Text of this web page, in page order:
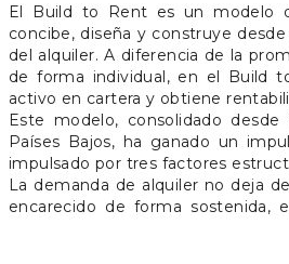
El Build to Rent es un modelo
concibe, diseña y construye
del alquiler. A diferencia de la
de forma individual, en el Build
activo en cartera y obtiene
Este modelo, consolidado
Países Bajos, ha ganado un
impulsado por tres factores
La demanda de alquiler no deja
encarecido de forma sostenida,